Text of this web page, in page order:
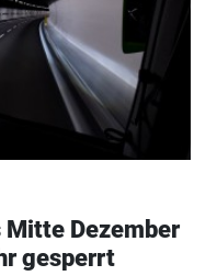
Dezember
gesperrt